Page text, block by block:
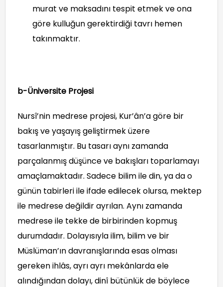
murat ve maksadını tespit etmek ve ona
göre kulluğun gerektirdiği tavrı hemen
takınmaktır.
b-Üniversite Projesi
Nursî’nin medrese projesi, Kur’ân’a göre bir
bakış ve yaşayış geliştirmek üzere
tasarlanmıştır. Bu tasarı aynı zamanda
parçalanmış düşünce ve bakışları toparlamayı
amaçlamaktadır. Sadece bilim ile din, ya da o
günün tabirleri ile ifade edilecek olursa, mektep
ile medrese değildir ayrılan. Aynı zamanda
medrese ile tekke de birbirinden kopmuş
durumdadır. Dolayısıyla ilim, bilim ve bir
Müslüman’ın davranışlarında esas olması
gereken ihlâs, ayrı ayrı mekânlarda ele
alındığından dolayı, dinî bütünlük de böylece